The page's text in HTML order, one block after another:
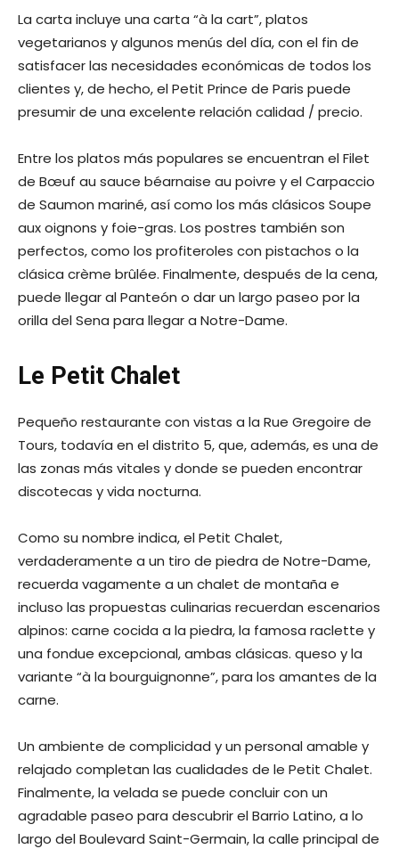
La carta incluye una carta “à la cart”, platos
vegetarianos y algunos menús del día, con el fin de
satisfacer las necesidades económicas de todos los
clientes y, de hecho, el Petit Prince de Paris puede
presumir de una excelente relación calidad / precio.
Entre los platos más populares se encuentran el Filet
de Bœuf au sauce béarnaise au poivre y el Carpaccio
de Saumon mariné, así como los más clásicos Soupe
aux oignons y foie-gras. Los postres también son
perfectos, como los profiteroles con pistachos o la
clásica crème brûlée. Finalmente, después de la cena,
puede llegar al Panteón o dar un largo paseo por la
orilla del Sena para llegar a Notre-Dame.
Le Petit Chalet
Pequeño restaurante con vistas a la Rue Gregoire de
Tours, todavía en el distrito 5, que, además, es una de
las zonas más vitales y donde se pueden encontrar
discotecas y vida nocturna.
Como su nombre indica, el Petit Chalet,
verdaderamente a un tiro de piedra de Notre-Dame,
recuerda vagamente a un chalet de montaña e
incluso las propuestas culinarias recuerdan escenarios
alpinos: carne cocida a la piedra, la famosa raclette y
una fondue excepcional, ambas clásicas. queso y la
variante “à la bourguignonne”, para los amantes de la
carne.
Un ambiente de complicidad y un personal amable y
relajado completan las cualidades de le Petit Chalet.
Finalmente, la velada se puede concluir con un
agradable paseo para descubrir el Barrio Latino, a lo
largo del Boulevard Saint-Germain, la calle principal de